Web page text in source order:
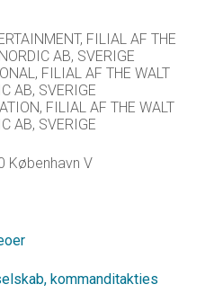
FILIAL AF THE
AB, SVERIGE
FILIAL AF THE WALT
AB, SVERIGE
FILIAL AF THE WALT
AB, SVERIGE
København V
kommanditakties